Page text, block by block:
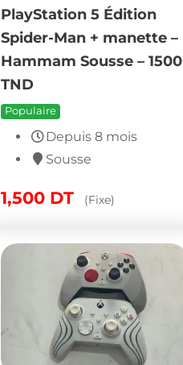
PlayStation 5 Édition
Spider-Man + manette –
Hammam Sousse – 1500
TND
Populaire
Depuis 8 mois
Sousse
1,500 DT (Fixe)